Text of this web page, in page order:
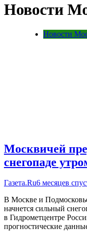
Новости
Новости
Москвичей
снегопаде
Газета.Ru6 месяцев
В Москве и
начнется сильный
в Гидрометцентре
прогностические